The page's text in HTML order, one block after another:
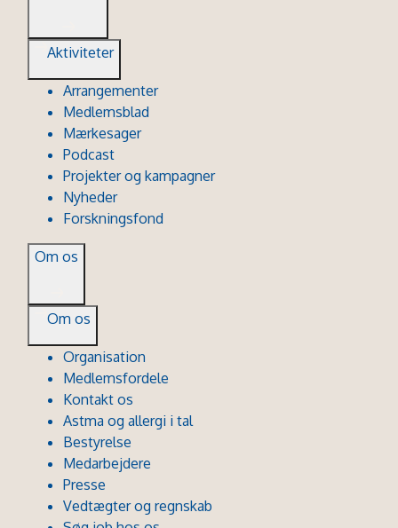
Aktiviteter
Arrangementer
Medlemsblad
Mærkesager
Podcast
Projekter og kampagner
Nyheder
Forskningsfond
Om os
Om os
Organisation
Medlemsfordele
Kontakt os
Astma og allergi i tal
Bestyrelse
Medarbejdere
Presse
Vedtægter og regnskab